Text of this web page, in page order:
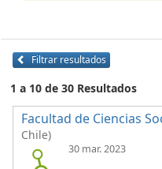
Filtrar resultados
1 a 10 de 30 Resultados
Facultad de Ciencias
Chile)
30 mar. 2023